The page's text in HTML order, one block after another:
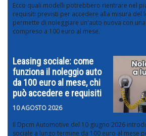
Ecco quali modelli potrebbero rientrare nel
requisiti previsti per accedere alla misura del
permette di noleggiare un'auto nuova con
compreso a 100 euro al mese.
Leasing sociale: come
funziona il noleggio auto
da 100 euro al mese, chi
può accedere e requisiti
10 AGOSTO 2026
Il Dpcm Automotive del 10 giugno 2026
sociale a lungo termine da 100 euro al mese